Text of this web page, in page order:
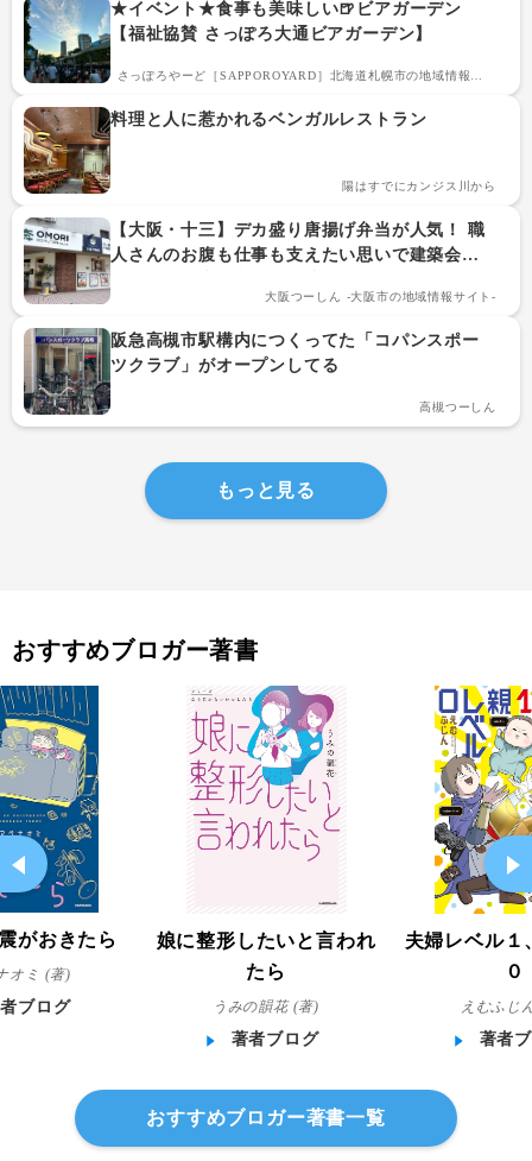
★イベント★食事も美味しい🍺ビアガーデン
【福祉協賛 さっぽろ大通ビアガーデン】
さっぽろやーど［SAPPOROYARD］北海道札幌市の地域情報サイ
料理と人に惹かれるベンガルレストラン
陽はすでにカンジス川から
【大阪・十三】デカ盛り唐揚げ弁当が人気！ 職
人さんのお腹も仕事も支えたい思いで建築会社
大阪つーしん -大阪市の地域情報サイト-
阪急高槻市駅構内につくってた「コパンスポー
ツクラブ」がオープンしてる
高槻つーしん
もっと見る
おすすめブロガー著書
がおきたら
オミ (著)
ブログ
娘に整形したいと言われ
たら
うみの韻花 (著)
著者ブログ
夫婦レベル１
０
えむふじ
著者
おすすめブロガー著書一覧